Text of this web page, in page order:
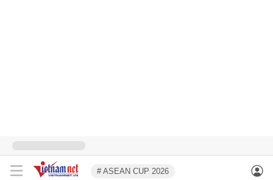
# ASEAN CUP 2026